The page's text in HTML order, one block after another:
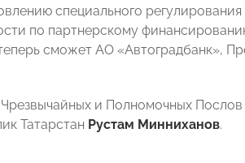
специального регулирования
по партнерскому
сможет АО «Автоградбанк»,
и Полномочных Послов
Татарстан Рустам Минниханов.